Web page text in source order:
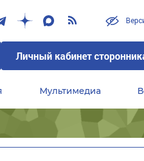
Личный кабинет
Мультимедиа